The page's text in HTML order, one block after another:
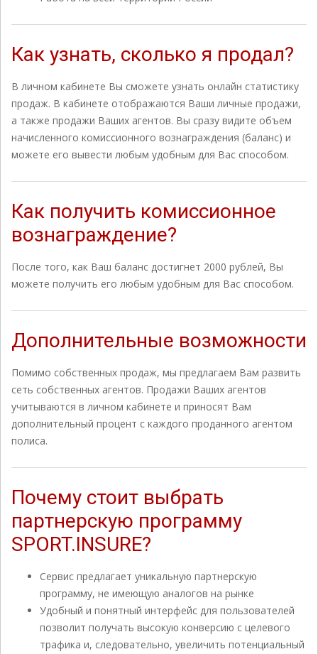
Как узнать, сколько я продал?
В личном кабинете Вы сможете узнать онлайн статистику
продаж. В кабинете отображаются Ваши личные продажи,
а также продажи Ваших агентов. Вы сразу видите объем
начисленного комиссионного вознаграждения (баланс) и
можете его вывести любым удобным для Вас способом.
Как получить комиссионное
вознаграждение?
После того, как Ваш баланс достигнет 2000 рублей, Вы
можете получить его любым удобным для Вас способом.
Дополнительные возможности
Помимо собственных продаж, мы предлагаем Вам развить
сеть собственных агентов. Продажи Ваших агентов
учитываются в личном кабинете и приносят Вам
дополнительный процент с каждого проданного агентом
полиса.
Почему стоит выбрать
партнерскую программу
SPORT.INSURE?
Сервис предлагает уникальную партнерскую
программу, не имеющую аналогов на рынке
Удобный и понятный интерфейс для пользователей
позволит получать высокую конверсию с целевого
трафика и, следовательно, увеличить потенциальный